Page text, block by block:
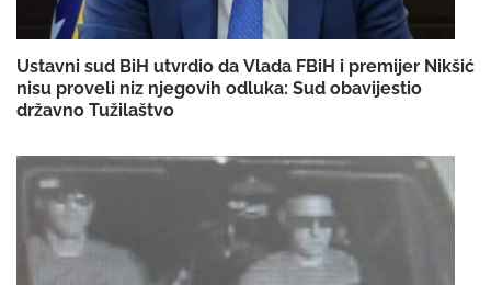
Ustavni sud BiH utvrdio da Vlada FBiH i premijer Nikšić
nisu proveli niz njegovih odluka: Sud obavijestio
državno Tužilaštvo